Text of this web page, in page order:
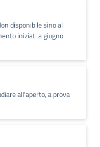
disponibile sino al
iniziati a giugno
all'aperto, a prova